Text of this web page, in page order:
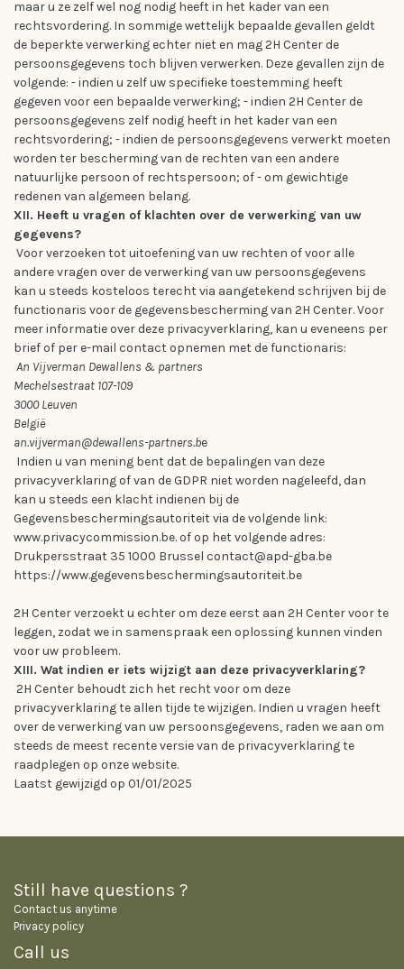
maar u ze zelf wel nog nodig heeft in het kader van een
rechtsvordering. In sommige wettelijk bepaalde gevallen geldt
de beperkte verwerking echter niet en mag 2H Center de
persoonsgegevens toch blijven verwerken. Deze gevallen zijn de
volgende: - indien u zelf uw specifieke toestemming heeft
gegeven voor een bepaalde verwerking; - indien 2H Center de
persoonsgegevens zelf nodig heeft in het kader van een
rechtsvordering; - indien de persoonsgegevens verwerkt moeten
worden ter bescherming van de rechten van een andere
natuurlijke persoon of rechtspersoon; of - om gewichtige
redenen van algemeen belang.
XII. Heeft u vragen of klachten over de verwerking van uw
gegevens?
Voor verzoeken tot uitoefening van uw rechten of voor alle
andere vragen over de verwerking van uw persoonsgegevens
kan u steeds kosteloos terecht via aangetekend schrijven bij de
functionaris voor de gegevensbescherming van 2H Center. Voor
meer informatie over deze privacyverklaring, kan u eveneens per
brief of per e-mail contact opnemen met de functionaris:
An Vijverman Dewallens & partners
Mechelsestraat 107-109
3000 Leuven
België
an.vijverman@dewallens-partners.be
Indien u van mening bent dat de bepalingen van deze
privacyverklaring of van de GDPR niet worden nageleefd, dan
kan u steeds een klacht indienen bij de
Gegevensbeschermingsautoriteit via de volgende link:
www.privacycommission.be. of op het volgende adres:
Drukpersstraat 35 1000 Brussel contact@apd-gba.be
https://www.gegevensbeschermingsautoriteit.be
2H Center verzoekt u echter om deze eerst aan 2H Center voor te
leggen, zodat we in samenspraak een oplossing kunnen vinden
voor uw probleem.
XIII. Wat indien er iets wijzigt aan deze privacyverklaring?
2H Center behoudt zich het recht voor om deze
privacyverklaring te allen tijde te wijzigen. Indien u vragen heeft
over de verwerking van uw persoonsgegevens, raden we aan om
steeds de meest recente versie van de privacyverklaring te
raadplegen op onze website.
Laatst gewijzigd op 01/01/2025
Still have questions ?
Contact us anytime
Privacy policy
Call us